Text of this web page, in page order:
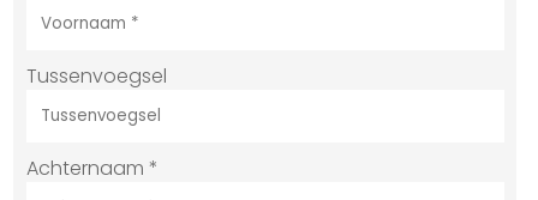
Tussenvoegsel
Achternaam *